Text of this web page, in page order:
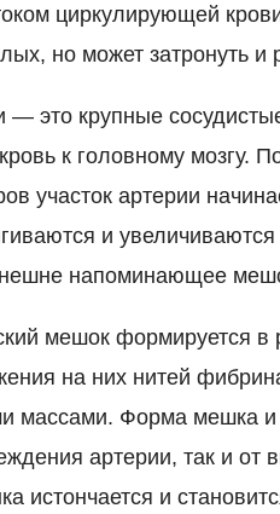
циркулирующей
но может затронуть и
— это крупные
к головному мозгу.
участок артерии
и
напоминающее
мешок формируется в
на них нитей
массами. Форма мешка и
артерии, так и
истончается и